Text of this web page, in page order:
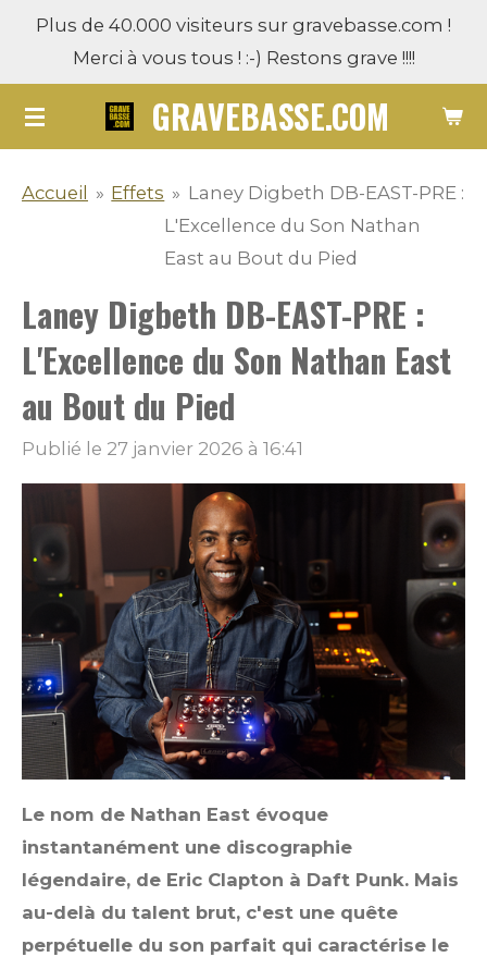
Passer
contenu
principal
GRAVEBASSE.COM
Plus de 40.000 visiteurs sur gravebasse.com !
Merci à vous tous ! :-) Restons grave !!!!
Accueil » Effets » Laney Digbeth DB-EAST-PRE :
L'Excellence du Son Nathan
East au Bout du Pied
Laney Digbeth DB-EAST-PRE :
L'Excellence du Son Nathan East
au Bout du Pied
Publié le 27 janvier 2026 à 16:41
Le nom de Nathan East évoque
instantanément une discographie
légendaire, de Eric Clapton à Daft Punk. Mais
au-delà du talent brut, c'est une quête
perpétuelle du son parfait qui caractérise le